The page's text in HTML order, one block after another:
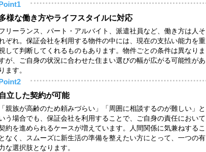
Point1
様な働き方やライフスタイルに対応
リーランス、パート・アルバイト、派遣社員など、働き方は人そ
ぞれ。保証会社を利用する物件の中には、現在の支払い能力を重
して判断してくれるものもあります。物件ごとの条件は異なりま
が、ご自身の状況に合わせた住まい選びの幅が広がる可能性があ
ります。
Point2
自立した契約が可能
「親族が高齢のため頼みづらい」「周囲に相談するのが難しい」と
う場合でも、保証会社を利用することで、ご自身の責任において
約を進められるケースが増えています。人間関係に気兼ねするこ
となく、スムーズに新生活の準備を整えたい方にとって、一つの有
な選択肢となります。